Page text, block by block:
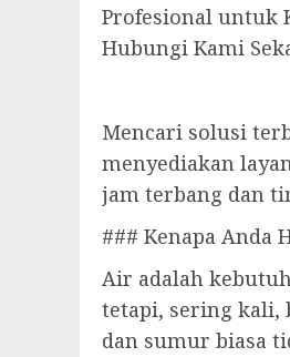
Profesional untuk
Hubungi Kami
Mencari solusi
menyediakan
jam terbang dan
### Kenapa Anda
Air adalah
tetapi, sering kali,
dan sumur biasa